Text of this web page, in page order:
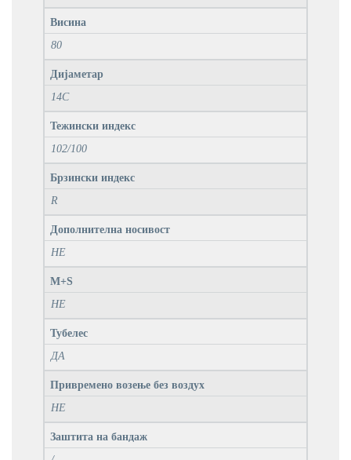
Висина
80
Дијаметар
14C
Тежински индекс
102/100
Брзински индекс
R
Дополнителна носивост
НЕ
M+S
НЕ
Тубелес
ДА
Привремено возење без воздух
НЕ
Заштита на бандаж